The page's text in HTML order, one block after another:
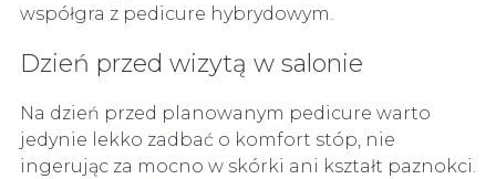
współgra z pedicure hybrydowym.
Dzień przed wizytą w salonie
Na dzień przed planowanym pedicure warto
jedynie lekko zadbać o komfort stóp, nie
ingerując za mocno w skórki ani kształt paznokci.